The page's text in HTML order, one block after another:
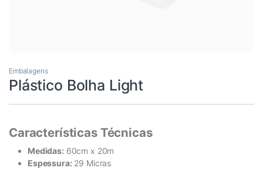
Embalagens
Plástico Bolha Light
Características Técnicas
Medidas: 60cm x 20m
Espessura: 29 Micras